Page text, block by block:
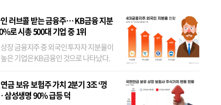
러브콜 받는 금융주… KB금융 지분
로 시총 500대 기업 중 1위
장 금융지주 중 외국인 투자자 지분율이
은 기업은 KB금융인 것으로 나타났다.
다. 특히 KB금융은 지난달 말 기준 해외
자자 지분율이...
금 보유 보험주 가치 2분기 3조 ‘껑
삼성생명 90% 급등 덕